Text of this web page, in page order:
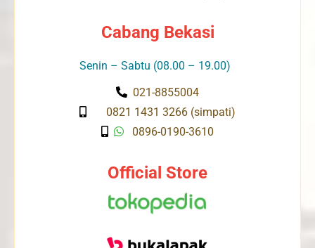
Cabang Bekasi
Senin – Sabtu (08.00 – 19.00)
021-8855004
0821 1431 3266 (simpati)
0896-0190-3610
Official Store